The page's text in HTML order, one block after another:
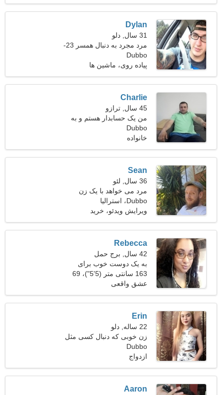
Dylan
31 سال, دلو
مرد مجرد به دنبال همسر 23-
28
Dubbo
پیاده روی، ماشین ها
Charlie
45 سال, ترازو
من یک حسابدار هستم و به
دنبال یک زن رویایی هستم
Dubbo
خانواده
Sean
36 سال, لئو
مرد می خواهد با یک زن
ملاقات کند
Dubbo، استرالیا
ویرایش ویدئو، خرید
Rebecca
42 سال, برج حمل
به یک دوست خوب برای
کمپینگ نیازمندم
163 سانتی متر (5'5")، 69
کیلوگرم (152 پوند)
عشق واقعی
Erin
22 ساله, دلو
زن خوبی که دنبال کسی مثل
تو می گردد
Dubbo
ازدواج
Aaron